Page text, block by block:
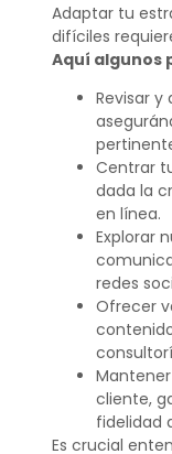
Adaptar tu
difíciles
Aquí algunos
Revisar
Centrar
dada la
en línea.
Explorar
redes
Ofrecer
cliente,
fidelidad
Es crucial